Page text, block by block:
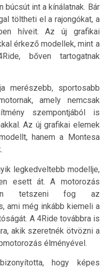
búcsút int a kínálatnak. Bár
töltheti el a rajongókat, a
híveit. Az új grafikai
érkező modellek, mint a
bőven tartogatnak
merészebb, sportosabb
amely nemcsak
szempontjából is
Az új grafikai elemek
hanem a Montesa
legkedveltebb modellje,
esett át. A motorozás
tetszeni fog az
ami még inkább kiemeli a
A 4Ride továbbra is
akik szeretnék ötvözni a
élményével.
hogy képes